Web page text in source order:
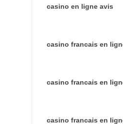
casino en ligne avis
casino francais en
casino francais en
casino francais en